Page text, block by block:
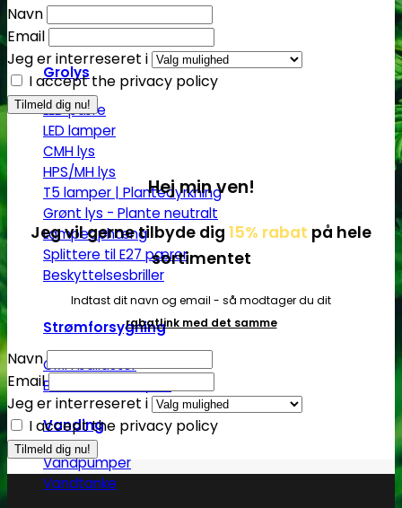
Grolys
LED pære
LED lamper
CMH lys
HPS/MH lys
T5 lamper | Plantedyrkning
Grønt lys - Plante neutralt
Lampeophæng
Splittere til E27 pærer
Beskyttelsesbriller
Strømforsygning
CMH ballaster
Ballaster til HPS/MH
Vanding
Vandpumper
Vandtanke
Navn
Email
Jeg er interreseret i
I accept the privacy policy
Hej min ven!
Jeg vil gerne tilbyde dig 15% rabat på hele
sortimentet
Indtast dit navn og email - så modtager du dit
rabatlink med det samme
Navn
Email
Jeg er interreseret i
I accept the privacy policy